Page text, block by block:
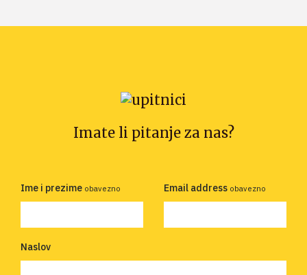
Imate li pitanje za nas?
Ime i prezime obavezno Email address obavezno
Naslov